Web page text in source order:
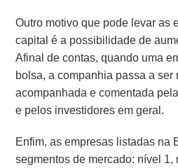
Outro motivo que pode levar as
capital é a possibilidade de
Afinal de contas, quando uma
bolsa, a companhia passa a ser
acompanhada e comentada
e pelos investidores em geral.
Enfim, as empresas listadas na
segmentos de mercado: nível